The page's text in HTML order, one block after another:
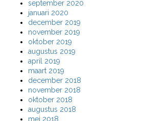
september 2020
januari 2020
december 2019
november 2019
oktober 2019
augustus 2019
april 2019
maart 2019
december 2018
november 2018
oktober 2018
augustus 2018
mei 2018